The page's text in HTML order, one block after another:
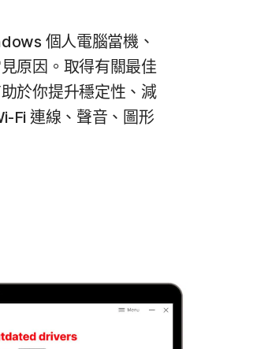
個人電腦當機、
原因。取得有關最佳
於你提升穩定性、減
Fi 連線、聲音、圖形